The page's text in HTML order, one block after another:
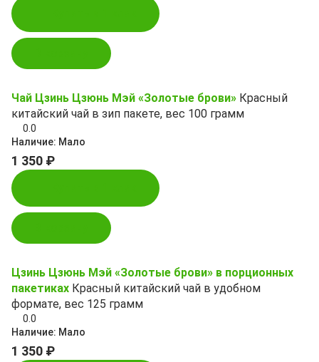
Чай Цзинь Цзюнь Мэй «Золотые брови» Красный
китайский чай в зип пакете, вес 100 грамм
0.0
Наличие: Мало
1 350 ₽
Цзинь Цзюнь Мэй «Золотые брови» в порционных
пакетиках Красный китайский чай в удобном
формате, вес 125 грамм
0.0
Наличие: Мало
1 350 ₽